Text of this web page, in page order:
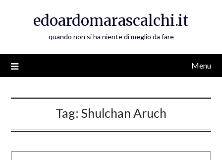
edoardomarascalchi.it
quando non si ha niente di meglio da fare
Menu
Tag: Shulchan Aruch